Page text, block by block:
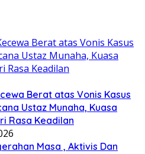
Berat atas Vonis Kasus
Ustaz Munaha, Kuasa
Rasa Keadilan
Masa , Aktivis Dan